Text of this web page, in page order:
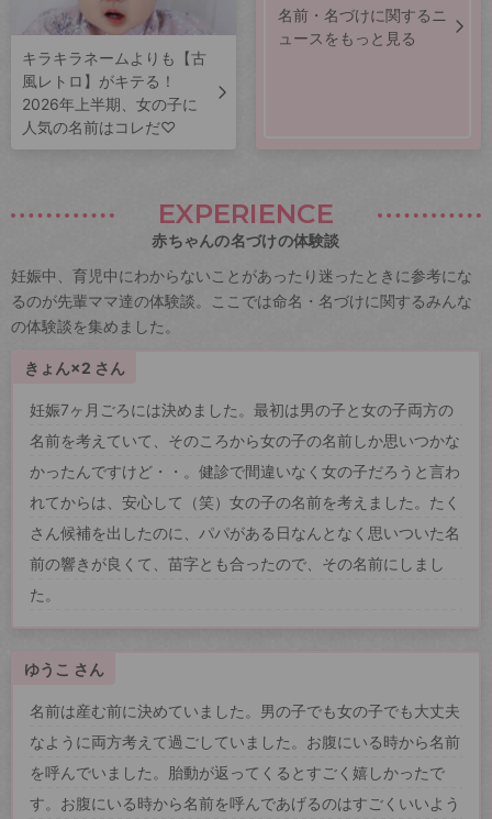
キラキラネームよりも【古
風レトロ】がキテる！
2026年上半期、女の子に
人気の名前はコレだ♡
名前・名づけに関するニ
ュースをもっと見る
EXPERIENCE
赤ちゃんの名づけの体験談
妊娠中、育児中にわからないことがあったり迷ったときに参考にな
るのが先輩ママ達の体験談。ここでは命名・名づけに関するみんな
の体験談を集めました。
きょん×2 さん
妊娠7ヶ月ごろには決めました。最初は男の子と女の子両方の
名前を考えていて、そのころから女の子の名前しか思いつかな
かったんですけど・・。健診で間違いなく女の子だろうと言わ
れてからは、安心して（笑）女の子の名前を考えました。たく
さん候補を出したのに、パパがある日なんとなく思いついた名
前の響きが良くて、苗字とも合ったので、その名前にしまし
た。
ゆうこ さん
名前は産む前に決めていました。男の子でも女の子でも大丈夫
なように両方考えて過ごしていました。お腹にいる時から名前
を呼んでいました。胎動が返ってくるとすごく嬉しかったで
す。お腹にいる時から名前を呼んであげるのはすごくいいよう